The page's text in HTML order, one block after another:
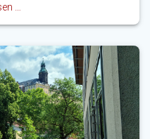
…